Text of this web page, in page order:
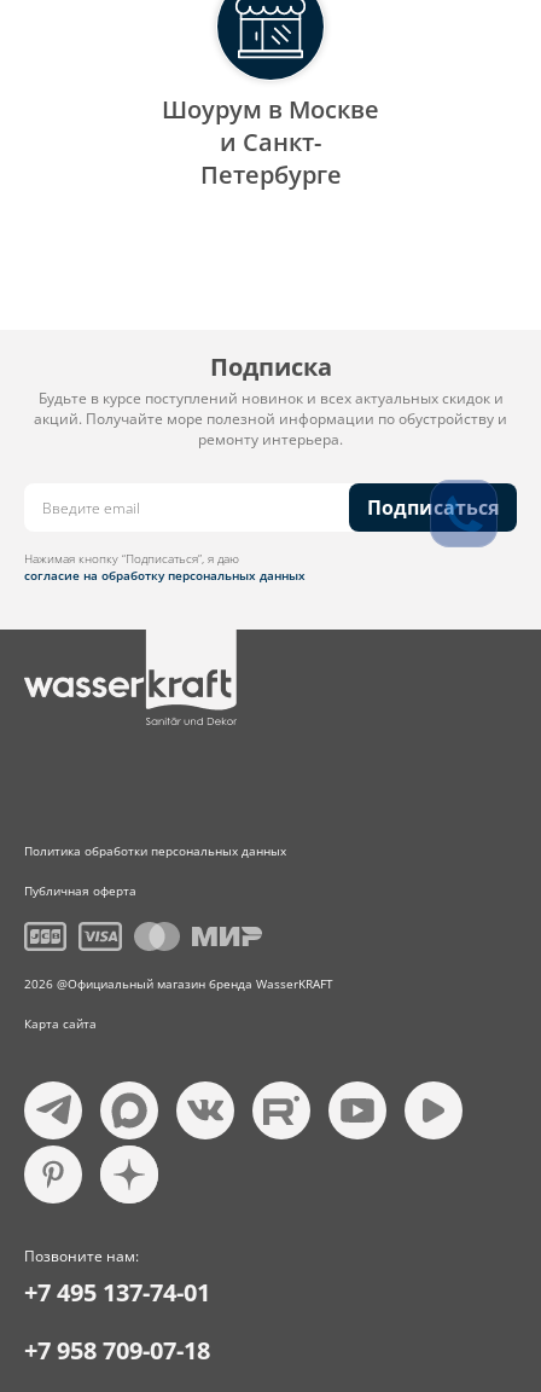
Шоурум в Москве
и Санкт-
Петербурге
Подписка
Будьте в курсе поступлений новинок и всех актуальных скидок и
акций. Получайте море полезной информации по обустройству и
ремонту интерьера.
Подписаться
Нажимая кнопку “Подписаться”, я даю
согласие на обработку персональных данных
Политика обработки персональных данных
Публичная оферта
2026 @Официальный магазин бренда WasserKRAFT
Карта сайта
Позвоните нам:
+7 495 137-74-01
+7 958 709-07-18